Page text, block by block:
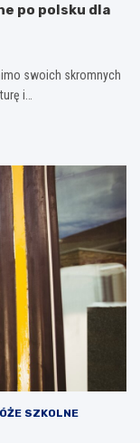
po polsku dla
swoich skromnych
i…
SZKOLNE